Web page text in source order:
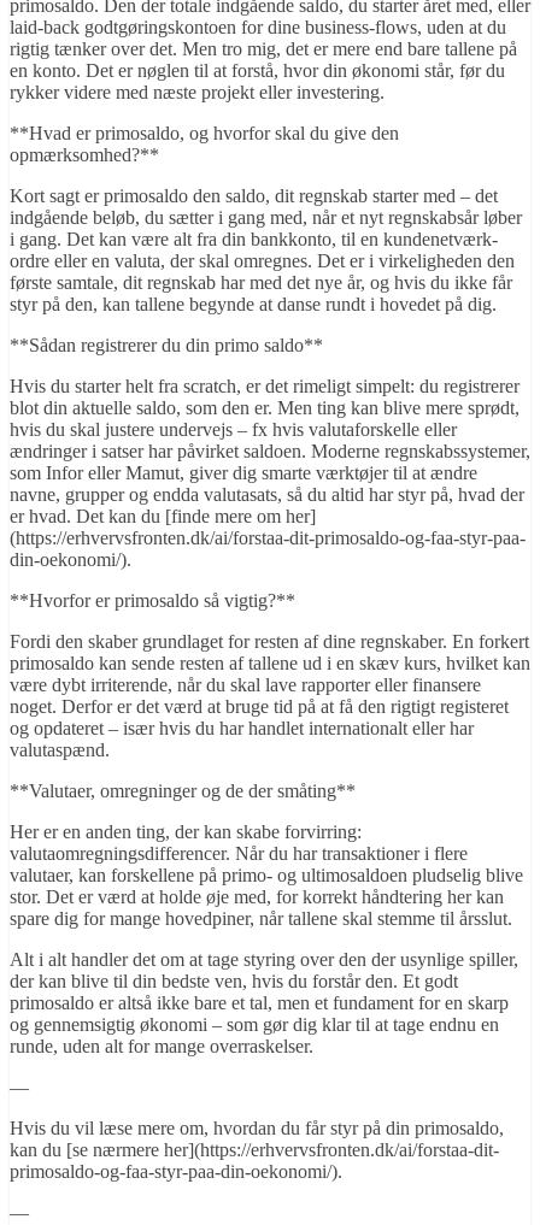
primosaldo. Den der totale indgående saldo, du starter året med, eller
laid-back godtgøringskontoen for dine business-flows, uden at du
rigtig tænker over det. Men tro mig, det er mere end bare tallene på
en konto. Det er nøglen til at forstå, hvor din økonomi står, før du
rykker videre med næste projekt eller investering.
**Hvad er primosaldo, og hvorfor skal du give den
opmærksomhed?**
Kort sagt er primosaldo den saldo, dit regnskab starter med – det
indgående beløb, du sætter i gang med, når et nyt regnskabsår løber
i gang. Det kan være alt fra din bankkonto, til en kundenetværk-
ordre eller en valuta, der skal omregnes. Det er i virkeligheden den
første samtale, dit regnskab har med det nye år, og hvis du ikke får
styr på den, kan tallene begynde at danse rundt i hovedet på dig.
**Sådan registrerer du din primo saldo**
Hvis du starter helt fra scratch, er det rimeligt simpelt: du registrerer
blot din aktuelle saldo, som den er. Men ting kan blive mere sprødt,
hvis du skal justere undervejs – fx hvis valutaforskelle eller
ændringer i satser har påvirket saldoen. Moderne regnskabssystemer,
som Infor eller Mamut, giver dig smarte værktøjer til at ændre
navne, grupper og endda valutasats, så du altid har styr på, hvad der
er hvad. Det kan du [finde mere om her]
(https://erhvervsfronten.dk/ai/forstaa-dit-primosaldo-og-faa-styr-paa-
din-oekonomi/).
**Hvorfor er primosaldo så vigtig?**
Fordi den skaber grundlaget for resten af dine regnskaber. En forkert
primosaldo kan sende resten af tallene ud i en skæv kurs, hvilket kan
være dybt irriterende, når du skal lave rapporter eller finansere
noget. Derfor er det værd at bruge tid på at få den rigtigt registeret
og opdateret – især hvis du har handlet internationalt eller har
valutaspænd.
**Valutaer, omregninger og de der småting**
Her er en anden ting, der kan skabe forvirring:
valutaomregningsdifferencer. Når du har transaktioner i flere
valutaer, kan forskellene på primo- og ultimosaldoen pludselig blive
stor. Det er værd at holde øje med, for korrekt håndtering her kan
spare dig for mange hovedpiner, når tallene skal stemme til årsslut.
Alt i alt handler det om at tage styring over den der usynlige spiller,
der kan blive til din bedste ven, hvis du forstår den. Et godt
primosaldo er altså ikke bare et tal, men et fundament for en skarp
og gennemsigtig økonomi – som gør dig klar til at tage endnu en
runde, uden alt for mange overraskelser.
—
Hvis du vil læse mere om, hvordan du får styr på din primosaldo,
kan du [se nærmere her](https://erhvervsfronten.dk/ai/forstaa-dit-
primosaldo-og-faa-styr-paa-din-oekonomi/).
—